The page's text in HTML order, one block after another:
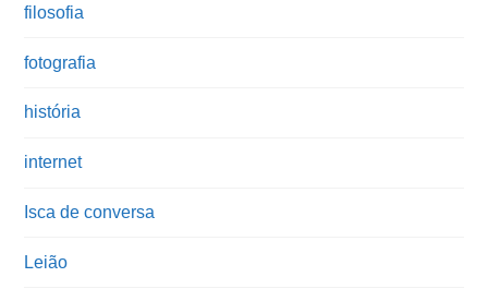
filosofia
fotografia
história
internet
Isca de conversa
Leião